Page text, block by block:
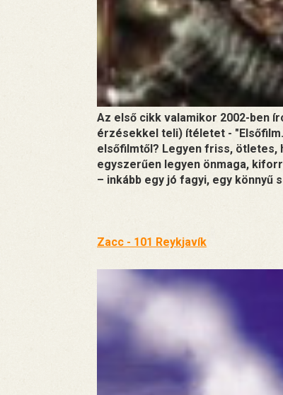
Az első cikk valamikor 2002-ben
érzésekkel teli) ítéletet -
elsőfilmtől? Legyen friss, ötletes,
egyszerűen legyen önmaga,
– inkább egy jó fagyi, egy könnyű
Zacc - 101 Reykjavík